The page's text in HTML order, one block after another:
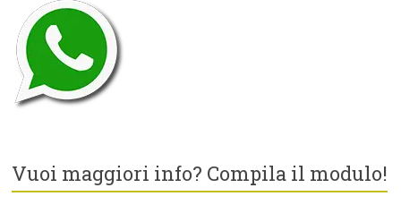
Vuoi maggiori info? Compila il modulo!